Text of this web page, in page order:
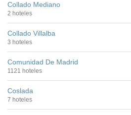
Collado Mediano
2 hoteles
Collado Villalba
3 hoteles
Comunidad De Madrid
1121 hoteles
Coslada
7 hoteles